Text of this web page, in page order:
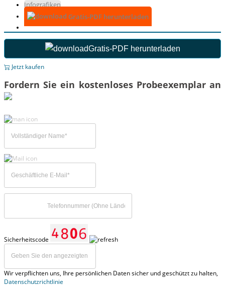
Infografiken
Gratis-PDF herunterladen
Gratis-PDF herunterladen
Jetzt kaufen
Fordern Sie ein kostenloses Probeexemplar an
Sicherheitscode
Wir verpflichten uns, Ihre persönlichen Daten sicher und geschützt zu halten,
Datenschutzrichtlinie